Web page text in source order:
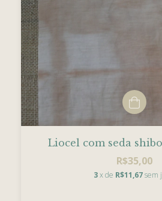
Liocel com seda
R$35,00
3 x de R$11,67 sem